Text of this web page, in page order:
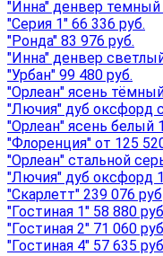
"Инна" денвер темный
"Серия 1" 66 336 руб.
"Ронда" 83 976 руб.
"Инна" денвер
"Урбан" 99 480 руб.
"Орлеан" ясень
"Лючия" дуб оксфорд
"Орлеан" ясень белый
"Флоренция" от 125
"Орлеан" стальной
"Лючия" дуб оксфорд
"Скарлетт" 239 076 руб
"Гостиная 1" 58 880
"Гостиная 2" 71 060
"Гостиная 4" 57 635